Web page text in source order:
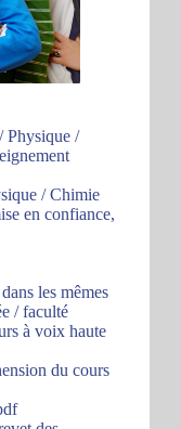
Physique /
/ Chimie
en confiance,
les mêmes
/ faculté
à voix haute
du cours